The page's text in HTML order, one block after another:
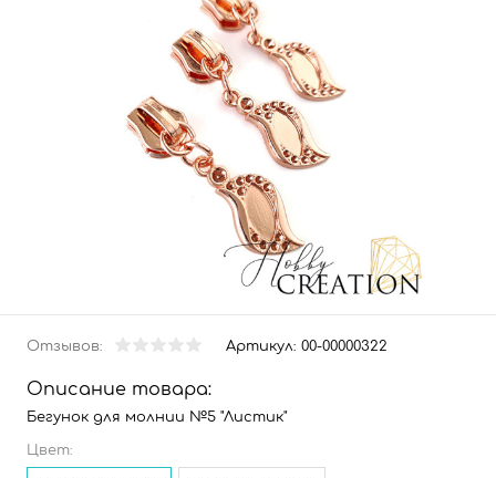
Отзывов: Артикул: 00-00000322
Описание товара:
Бегунок для молнии №5 "Листик"
Цвет: